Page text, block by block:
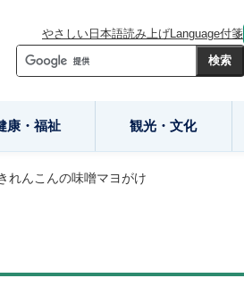
やさしい日本語読み上げLanguage付箋
康・福祉 観光・文化
れんこんの味噌マヨがけ